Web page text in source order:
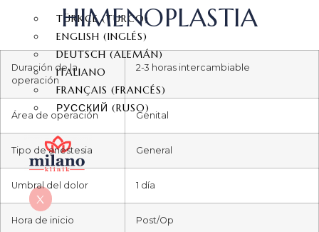
TÜRKÇE(TURCO)
ENGLISH (INGLÉS)
DEUTSCH(ALEMÁN)
ITALIANO
FRANÇAIS (FRANCÉS)
РУССКИЙ (RUSO)
X
HIMENOPLASTIA
Duración de la
operación
2-3 horas intercambiable
Área de operación Genital
Tipo de anestesia General
Umbral del dolor 1 día
Hora de inicio Post/Op